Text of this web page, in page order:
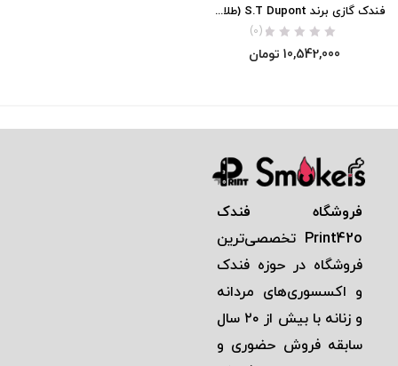
فندک گازی برند S.T Dupont (طلایی الماسی) اورجینال
(0)
10,542,000 تومان
فروشگاه فندک
Print42o تخصصی‌ترين
فروشگاه در حوزه فندک
و اكسسوری‌های مردانه
و زنانه با بيش از ٢٠ سال
سابقه فروش حضوری و